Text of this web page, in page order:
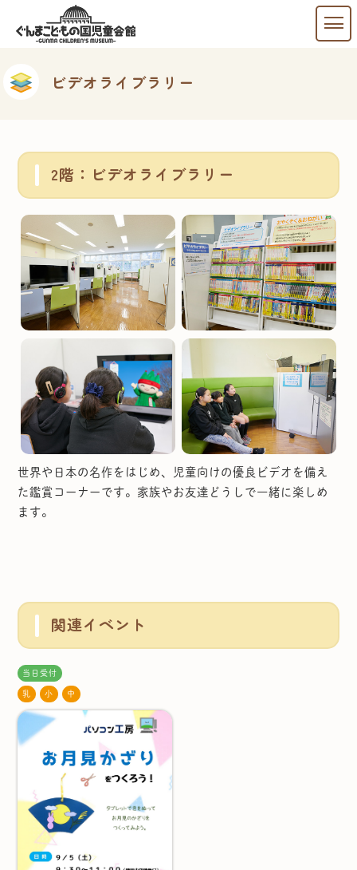
ビデオライブラリー
2階：ビデオライブラリー
世界や日本の名作をはじめ、児童向けの優良ビデオを備え
た鑑賞コーナーです。家族やお友達どうしで一緒に楽しめ
ます。
関連イベント
当日受付
乳 小 中